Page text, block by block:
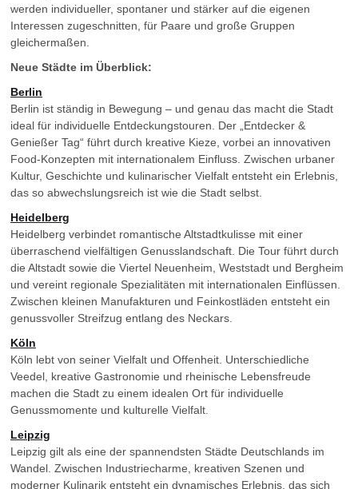
werden individueller, spontaner und stärker auf die eigenen
Interessen zugeschnitten, für Paare und große Gruppen
gleichermaßen.
Neue Städte im Überblick:
Berlin
Berlin ist ständig in Bewegung – und genau das macht die Stadt
ideal für individuelle Entdeckungstouren. Der „Entdecker &
Genießer Tag“ führt durch kreative Kieze, vorbei an innovativen
Food-Konzepten mit internationalem Einfluss. Zwischen urbaner
Kultur, Geschichte und kulinarischer Vielfalt entsteht ein Erlebnis,
das so abwechslungsreich ist wie die Stadt selbst.
Heidelberg
Heidelberg verbindet romantische Altstadtkulisse mit einer
überraschend vielfältigen Genusslandschaft. Die Tour führt durch
die Altstadt sowie die Viertel Neuenheim, Weststadt und Bergheim
und vereint regionale Spezialitäten mit internationalen Einflüssen.
Zwischen kleinen Manufakturen und Feinkostläden entsteht ein
genussvoller Streifzug entlang des Neckars.
Köln
Köln lebt von seiner Vielfalt und Offenheit. Unterschiedliche
Veedel, kreative Gastronomie und rheinische Lebensfreude
machen die Stadt zu einem idealen Ort für individuelle
Genussmomente und kulturelle Vielfalt.
Leipzig
Leipzig gilt als eine der spannendsten Städte Deutschlands im
Wandel. Zwischen Industriecharme, kreativen Szenen und
moderner Kulinarik entsteht ein dynamisches Erlebnis, das sich